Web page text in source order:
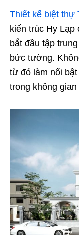
Thiết kế biệt thự
kiến trúc Hy Lạp
bắt đầu tập
bức tường.
từ đó làm nổi
trong không gian